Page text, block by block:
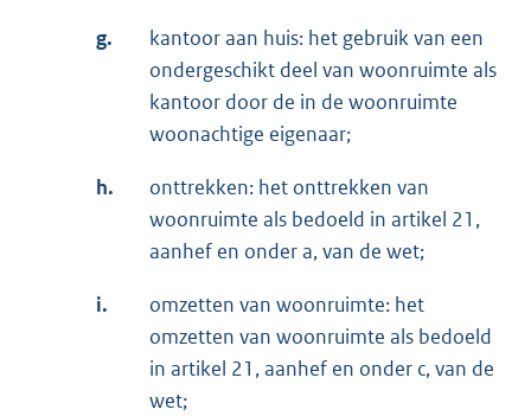
g.
kantoor aan huis: het gebruik van een
ondergeschikt deel van woonruimte als
kantoor door de in de woonruimte
woonachtige eigenaar;
h.
onttrekken: het onttrekken van
woonruimte als bedoeld in artikel 21,
aanhef en onder a, van de wet;
i.
omzetten van woonruimte: het
omzetten van woonruimte als bedoeld
in artikel 21, aanhef en onder c, van de
wet;